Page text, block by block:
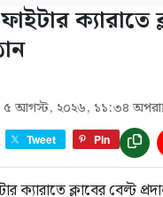
ক্যারাতে
৫ আগস্ট, ২০২৬, ১১:৩৪
Tweet Pin